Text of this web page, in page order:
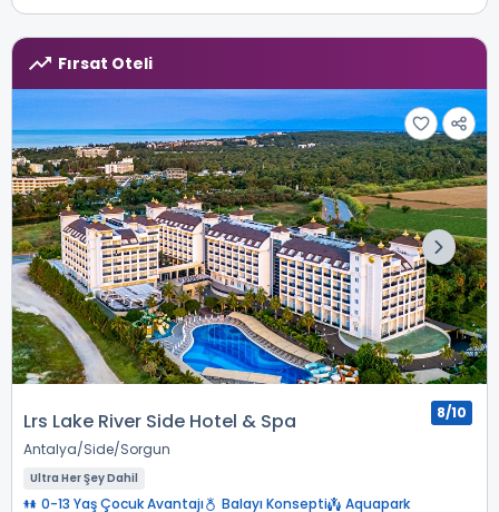
Fırsat Oteli
Lrs Lake River Side Hotel & Spa
Antalya Side Sorgun
8/10
Ultra Her Şey Dahil
0-13 Yaş Çocuk Avantajı Balayı Konsepti
Aquapark